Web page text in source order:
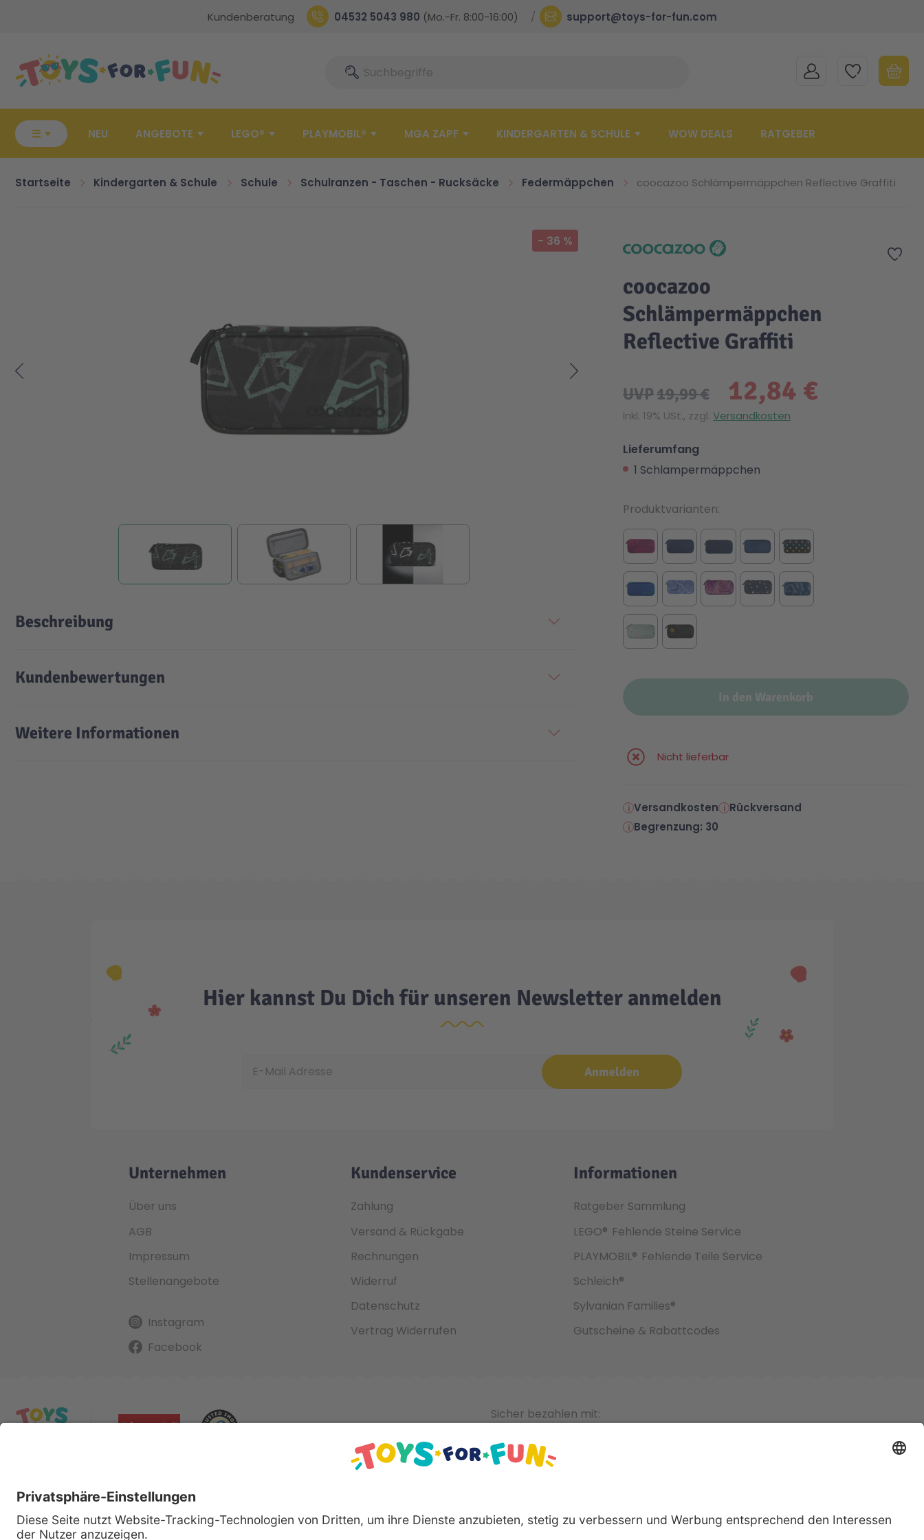
Kundenberatung 04532 5043 980 (Mo.-Fr. 8:00-16:00) support@toys-for-fun.com
SucheSuche MEIN KONTOMEINE WUNSCHLISTE
☰ NEU ANGEBOTE LEGO® PLAYMOBIL® MGA ZAPF KINDERGARTEN & SCHULE WOW DEALS RATGEBER
Startseite Kindergarten & Schule Schule Schulranzen - Taschen - Rucksäcke Federmäppchen coocazoo Schlämpermäppchen Reflective Graffiti
- 36 %
Zur
coocazoo
Schlämpermäppchen
Reflective Graffiti
12,84 €
UVP19,99 €
Inkl. 19% USt., zzgl. Versandkosten
Lieferumfang
1 Schlampermäppchen
In den Warenkorb
Nicht lieferbar
Produktvarianten
Versandkosten
Rückversand
Begrenzung: 30
Beschreibung
Kundenbewertungen
Weitere Informationen
Hier kannst Du Dich für unseren Newsletter anmelden
Anmelden
Unternehmen
Über uns
AGB
Impressum
Stellenangebote
Instagram
Facebook
Kundenservice
Zahlung
Versand & Rückgabe
Rechnungen
Widerruf
Datenschutz
Vertrag Widerrufen
Informationen
Ratgeber Sammlung
LEGO® Fehlende Steine Service
PLAYMOBIL® Fehlende Teile Service
Schleich®
Sylvanian Families®
Gutscheine & Rabattcodes
Sicher bezahlen mit: